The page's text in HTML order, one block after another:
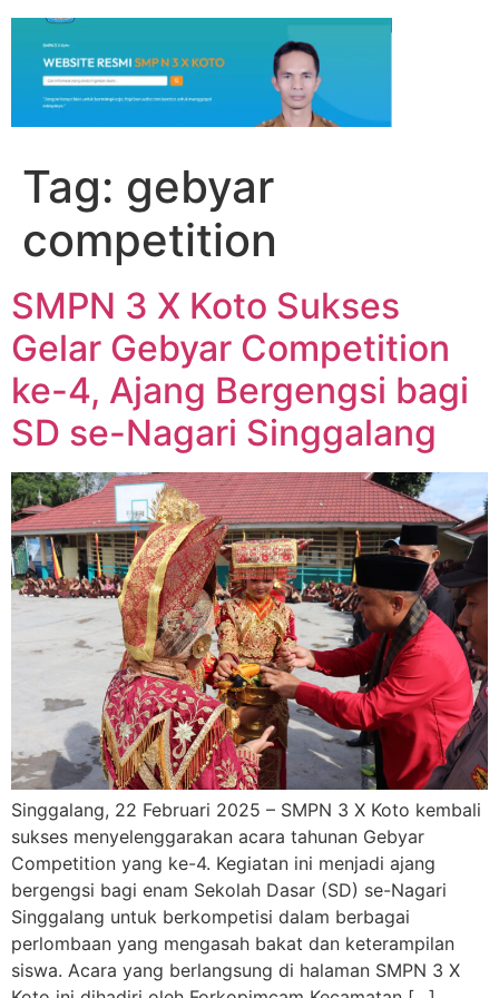
Tag: gebyar
competition
SMPN 3 X Koto Sukses
Gelar Gebyar Competition
ke-4, Ajang Bergengsi bagi
SD se-Nagari Singgalang
Singgalang, 22 Februari 2025 – SMPN 3 X Koto kembali
sukses menyelenggarakan acara tahunan Gebyar
Competition yang ke-4. Kegiatan ini menjadi ajang
bergengsi bagi enam Sekolah Dasar (SD) se-Nagari
Singgalang untuk berkompetisi dalam berbagai
perlombaan yang mengasah bakat dan keterampilan
siswa. Acara yang berlangsung di halaman SMPN 3 X